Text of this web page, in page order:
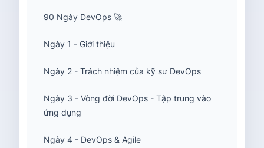
90 Ngày DevOps 🚀
Ngày 1 - Giới thiệu
Ngày 2 - Trách nhiệm của kỹ sư DevOps
Ngày 3 - Vòng đời DevOps - Tập trung vào
ứng dụng
Ngày 4 - DevOps & Agile